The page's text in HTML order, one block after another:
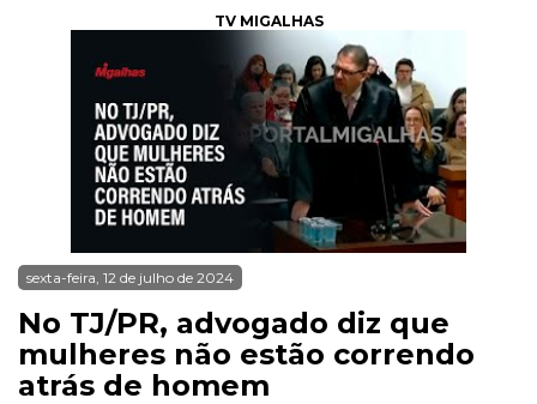
TV MIGALHAS
sexta-feira, 12 de julho de 2024
No TJ/PR, advogado diz que
mulheres não estão correndo
atrás de homem